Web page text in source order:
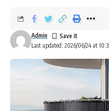
Last updated: 2026/06/24 at
Admin